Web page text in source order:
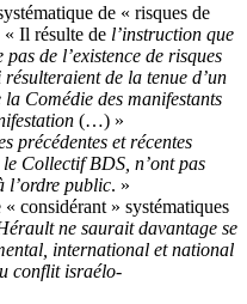
de « risques de
Il résulte de l’instruction que
de l’existence de risques
de la tenue d’un
Comédie des manifestants
(…) »
précédentes et récentes
Collectif BDS, n’ont pas
l’ordre public. »
considérant » systématiques
ne saurait davantage se
international et national
conflit israélo-